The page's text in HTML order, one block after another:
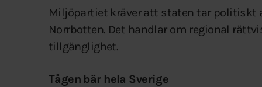
Miljöpartiet kräver att staten tar politiskt
Norrbotten. Det handlar om regional
tillgänglighet.
Tågen bär hela Sverige